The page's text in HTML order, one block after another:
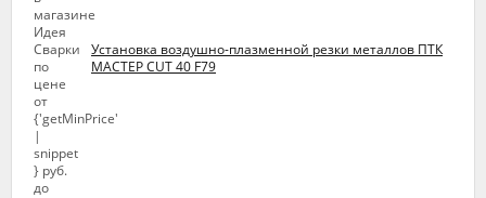
Установка воздушно-плазменной резки металлов ПТК
МАСТЕР CUT 40 F79